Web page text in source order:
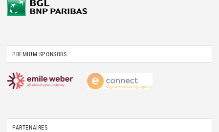
PREMIUM SPONSORS
PARTENAIRES